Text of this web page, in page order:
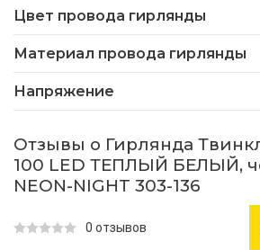
Цвет провода гирлянды
Материал провода гирлянды
Напряжение
Отзывы о Гирлянда
100 LED ТЕПЛЫЙ БЕЛЫЙ,
NEON-NIGHT 303-136
0 отзывов